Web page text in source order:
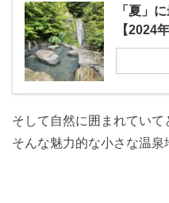
「夏」
【2024
そして自然に囲まれていて
そんな魅力的な小さな温泉